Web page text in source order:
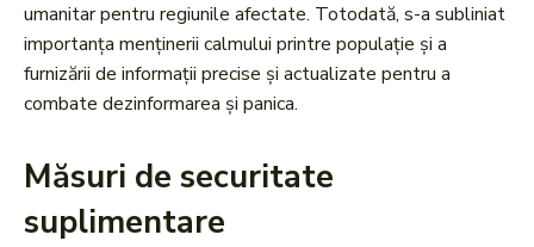
umanitar pentru regiunile afectate. Totodată, s-a subliniat
importanța menținerii calmului printre populație și a
furnizării de informații precise și actualizate pentru a
combate dezinformarea și panica.
Măsuri de securitate
suplimentare